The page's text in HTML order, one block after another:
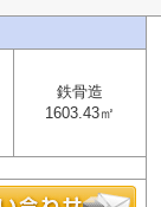
鉄骨造
1603.43㎡